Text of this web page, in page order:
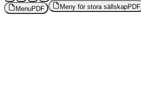
MenuPDF Meny för stora sällskapPDF